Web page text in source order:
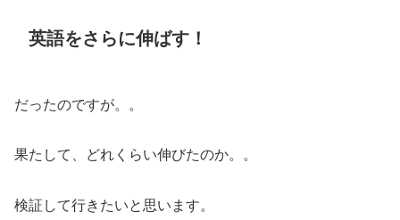
英語をさらに伸ばす！
だったのですが。。
果たして、どれくらい伸びたのか。。
検証して行きたいと思います。